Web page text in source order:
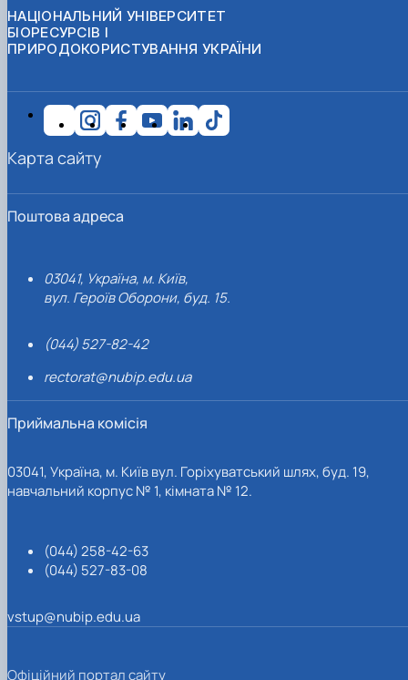
НАЦІОНАЛЬНИЙ УНІВЕРСИТЕТ
БІОРЕСУРСІВ І
ПРИРОДОКОРИСТУВАННЯ УКРАЇНИ
Поштова адреса
03041, Україна, м. Київ,
вул. Героїв Оборони, буд. 15.
(044) 527-82-42
rectorat@nubip.edu.ua
Приймальна комісія
03041, Україна, м. Київ вул. Горіхуватський шлях, буд. 19,
навчальний корпус № 1, кімната № 12.
(044) 258-42-63
(044) 527-83-08
vstup@nubip.edu.ua
Карта сайту
Офіційний портал сайту